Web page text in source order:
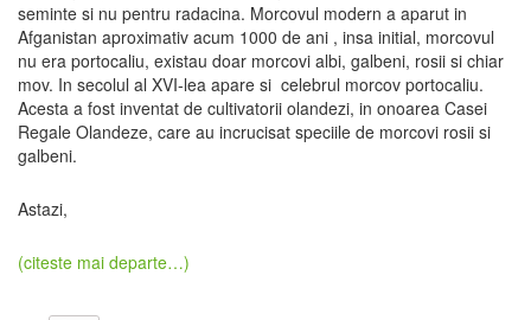
seminte si nu pentru radacina. Morcovul modern a aparut in
Afganistan aproximativ acum 1000 de ani , insa initial, morcovul
nu era portocaliu, existau doar morcovi albi, galbeni, rosii si chiar
mov. In secolul al XVI-lea apare si celebrul morcov portocaliu.
Acesta a fost inventat de cultivatorii olandezi, in onoarea Casei
Regale Olandeze, care au incrucisat speciile de morcovi rosii si
galbeni.
Astazi,
(citeste mai departe…)